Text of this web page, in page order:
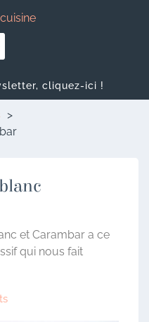
cliquez-ici !
et Carambar a ce
qui nous fait